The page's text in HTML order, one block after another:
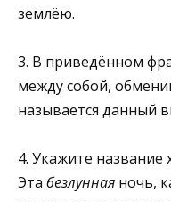
землёю.
3. В приведённом
между собой,
называется данный
4. Укажите название
Эта безлунная ночь,